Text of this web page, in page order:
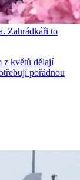
Zahrádkáři to
z květů dělají
pořádnou